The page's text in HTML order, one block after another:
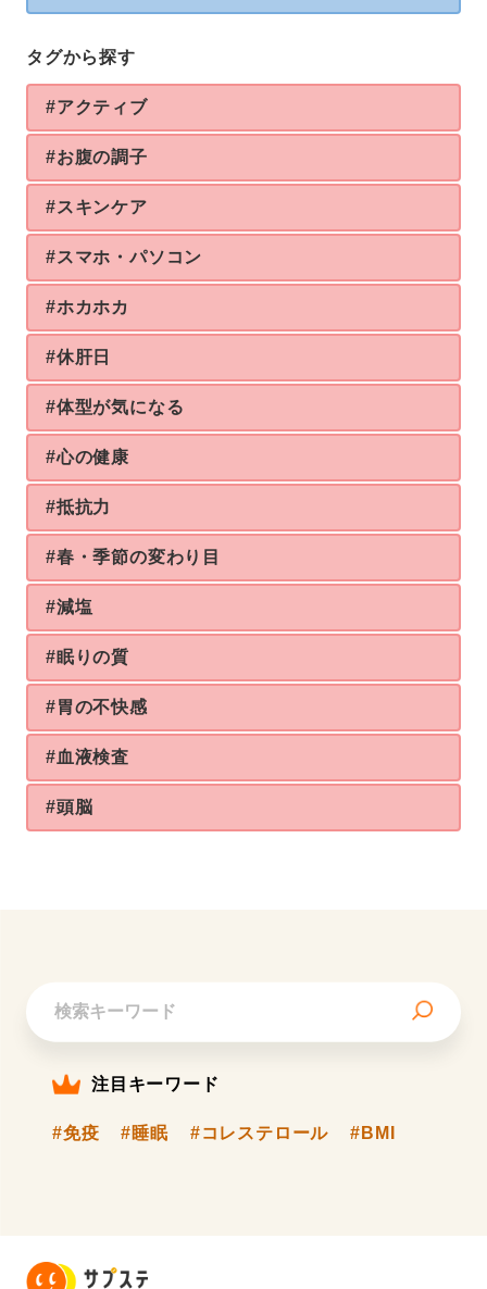
タグから探す
#アクティブ
#お腹の調子
#スキンケア
#スマホ・パソコン
#ホカホカ
#休肝日
#体型が気になる
#心の健康
#抵抗力
#春・季節の変わり目
#減塩
#眠りの質
#胃の不快感
#血液検査
#頭脳
注目キーワード
#免疫 #睡眠 #コレステロール #BMI